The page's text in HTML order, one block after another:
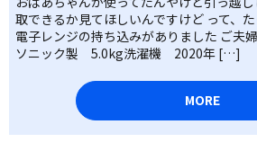
取できるか見てほしいんですけど って、
電子レンジの持ち込みがありました ご夫
ソニック製 5.0kg洗濯機 2020年 […]
MORE